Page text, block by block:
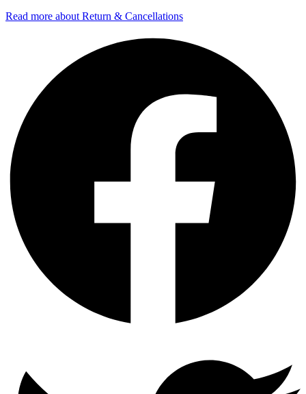
Read more about Return & Cancellations